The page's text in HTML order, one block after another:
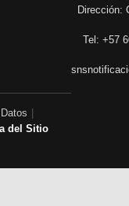
Dirección:
Tel: +57
del Sitio